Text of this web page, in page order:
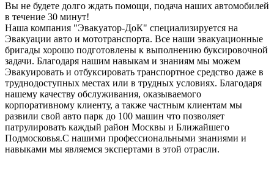
Вы не будете долго ждать помощи, подача наших автомобилей
в течение 30 минут!
Наша компания "Эвакуатор-ДоК" специализируется на
Эвакуации авто и мототранспорта. Все наши эвакуационные
бригады хорошо подготовлены к выполнению буксировочной
задачи. Благодаря нашим навыкам и знаниям мы можем
Эвакуировать и отбуксировать транспортное средство даже в
труднодоступных местах или в трудных условиях. Благодаря
нашему качеству обслуживания, оказываемого
корпоративному клиенту, а также частным клиентам мы
развили свой авто парк до 100 машин что позволяет
патрулировать каждый район Москвы и Ближайшего
Подмосковья.С нашими профессиональными знаниями и
навыками мы являемся экспертами в этой отрасли.